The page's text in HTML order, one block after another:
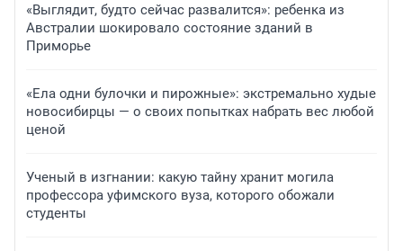
«Выглядит, будто сейчас развалится»: ребенка из
Австралии шокировало состояние зданий в
Приморье
«Ела одни булочки и пирожные»: экстремально худые
новосибирцы — о своих попытках набрать вес любой
ценой
Ученый в изгнании: какую тайну хранит могила
профессора уфимского вуза, которого обожали
студенты